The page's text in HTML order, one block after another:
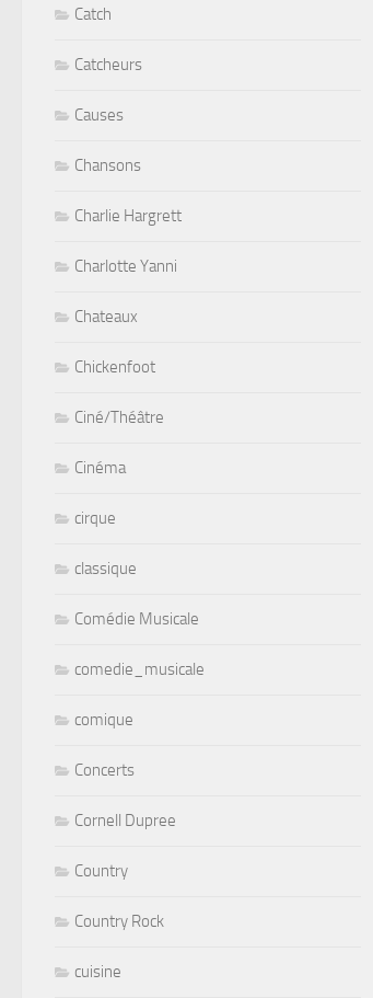
Catch
Catcheurs
Causes
Chansons
Charlie Hargrett
Charlotte Yanni
Chateaux
Chickenfoot
Ciné/Théâtre
Cinéma
cirque
classique
Comédie Musicale
comedie_musicale
comique
Concerts
Cornell Dupree
Country
Country Rock
cuisine